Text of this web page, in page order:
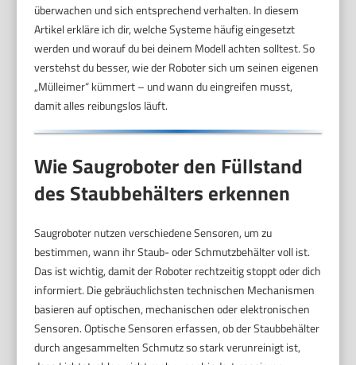
überwachen und sich entsprechend verhalten. In diesem
Artikel erkläre ich dir, welche Systeme häufig eingesetzt
werden und worauf du bei deinem Modell achten solltest. So
verstehst du besser, wie der Roboter sich um seinen eigenen
„Mülleimer“ kümmert – und wann du eingreifen musst,
damit alles reibungslos läuft.
Wie Saugroboter den Füllstand
des Staubbehälters erkennen
Saugroboter nutzen verschiedene Sensoren, um zu
bestimmen, wann ihr Staub- oder Schmutzbehälter voll ist.
Das ist wichtig, damit der Roboter rechtzeitig stoppt oder dich
informiert. Die gebräuchlichsten technischen Mechanismen
basieren auf optischen, mechanischen oder elektronischen
Sensoren. Optische Sensoren erfassen, ob der Staubbehälter
durch angesammelten Schmutz so stark verunreinigt ist,